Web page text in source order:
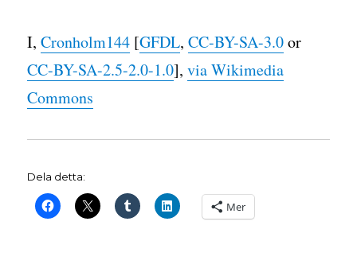
I,Cronholm144 [GFDL,CC-BY-SA-3.0or
CC-BY-SA-2.5-2.0-1.0],via Wikimedia
Commons
Dela detta:
Mer